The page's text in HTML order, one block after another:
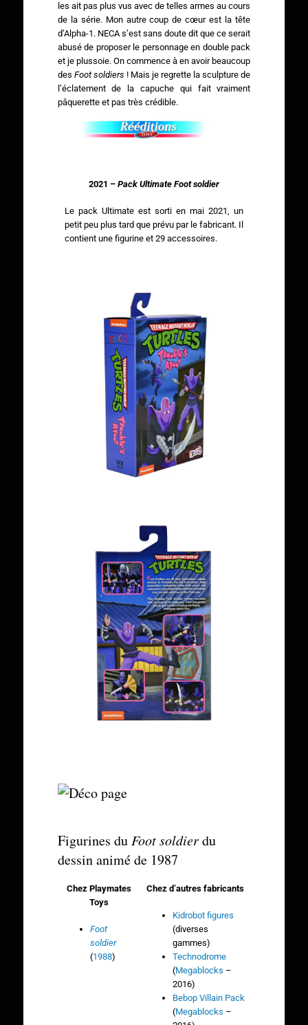
les ait pas plus vus avec de telles armes au cours
de la série. Mon autre coup de cœur est la tête
d’Alpha-1. NECA s’est sans doute dit que ce serait
abusé de proposer le personnage en double pack
et je plussoie. On commence à en avoir beaucoup
des Foot soldiers ! Mais je regrette la sculpture de
l’éclatement de la capuche qui fait vraiment
pâquerette et pas très crédible.
2021 – Pack Ultimate Foot soldier
Le pack Ultimate est sorti en mai 2021, un
petit peu plus tard que prévu par le fabricant. Il
contient une figurine et 29 accessoires.
Figurines du Foot soldierdu
dessin animé de 1987
Chez Playmates
Toys
Foot
soldier
(1988)
Chez d’autres fabricants
Kidrobot figures
(diverses
gammes)
Technodrome
(Megablocks –
2016)
Bebop Villain Pack
(Megablocks –